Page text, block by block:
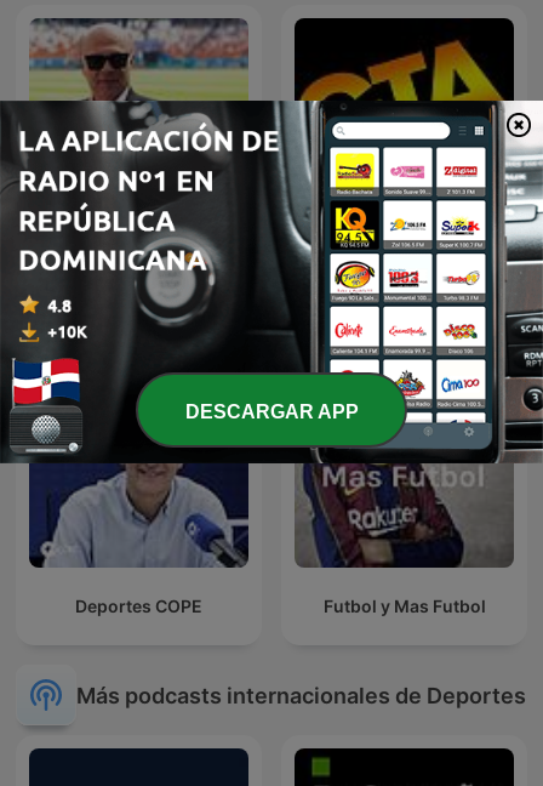
Palabras Mayores - Carlos
Antonio Vélez
GTA Fancast
Deportes COPE Futbol y Mas Futbol
Más podcasts internacionales de Deportes
DESCARGAR APP